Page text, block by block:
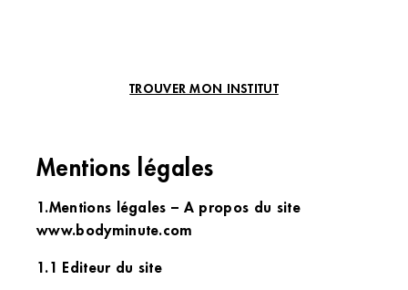
TROUVER MON INSTITUT
Mentions légales
1.Mentions légales – A propos du site
www.bodyminute.com
1.1 Editeur du site